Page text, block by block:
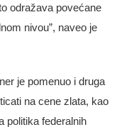
odražava povećane
nivou”, naveo je
je pomenuo i druga
na cene zlata, kao
politika federalnih